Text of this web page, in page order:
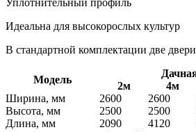
Уплотнительный профиль
Идеальна для высокорослых культур
В стандартной комплектации две
Модель
2м
4м
Ширина, мм
2600 2600
Высота, мм
2500 2500
Длина, мм
2090 4120